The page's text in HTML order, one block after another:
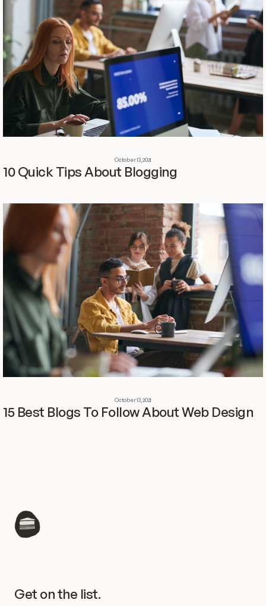
October 13, 2021
10 Quick Tips About Blogging
October 13, 2021
15 Best Blogs To Follow About Web Design
Get on the list.